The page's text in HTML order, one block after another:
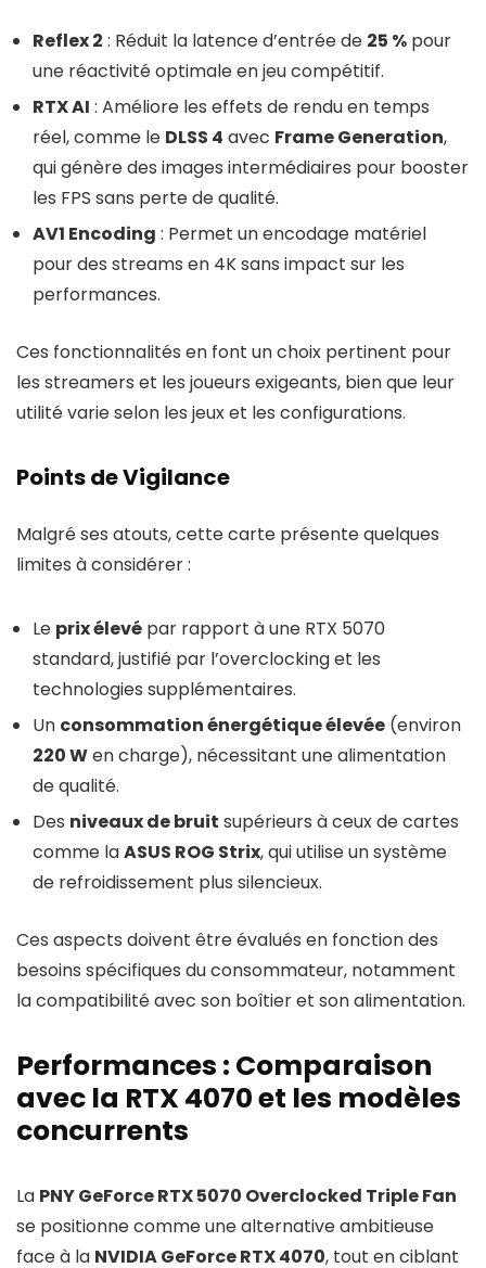
Reflex 2 : Réduit la latence d’entrée de 25 % pour
une réactivité optimale en jeu compétitif.
RTX AI : Améliore les effets de rendu en temps
réel, comme le DLSS 4 avec Frame Generation,
qui génère des images intermédiaires pour booster
les FPS sans perte de qualité.
AV1 Encoding : Permet un encodage matériel
pour des streams en 4K sans impact sur les
performances.
Ces fonctionnalités en font un choix pertinent pour
les streamers et les joueurs exigeants, bien que leur
utilité varie selon les jeux et les configurations.
Points de Vigilance
Malgré ses atouts, cette carte présente quelques
limites à considérer :
Le prix élevé par rapport à une RTX 5070
standard, justifié par l’overclocking et les
technologies supplémentaires.
Un consommation énergétique élevée (environ
220 Wen charge), nécessitant une alimentation
de qualité.
Des niveaux de bruit supérieurs à ceux de cartes
comme laASUS ROG Strix, qui utilise un système
de refroidissement plus silencieux.
Ces aspects doivent être évalués en fonction des
besoins spécifiques du consommateur, notamment
la compatibilité avec son boîtier et son alimentation.
Performances : Comparaison
avec la RTX 4070 et les modèles
concurrents
La PNY GeForce RTX 5070 Overclocked Triple Fan
se positionne comme une alternative ambitieuse
face à la NVIDIA GeForce RTX 4070, tout en ciblant